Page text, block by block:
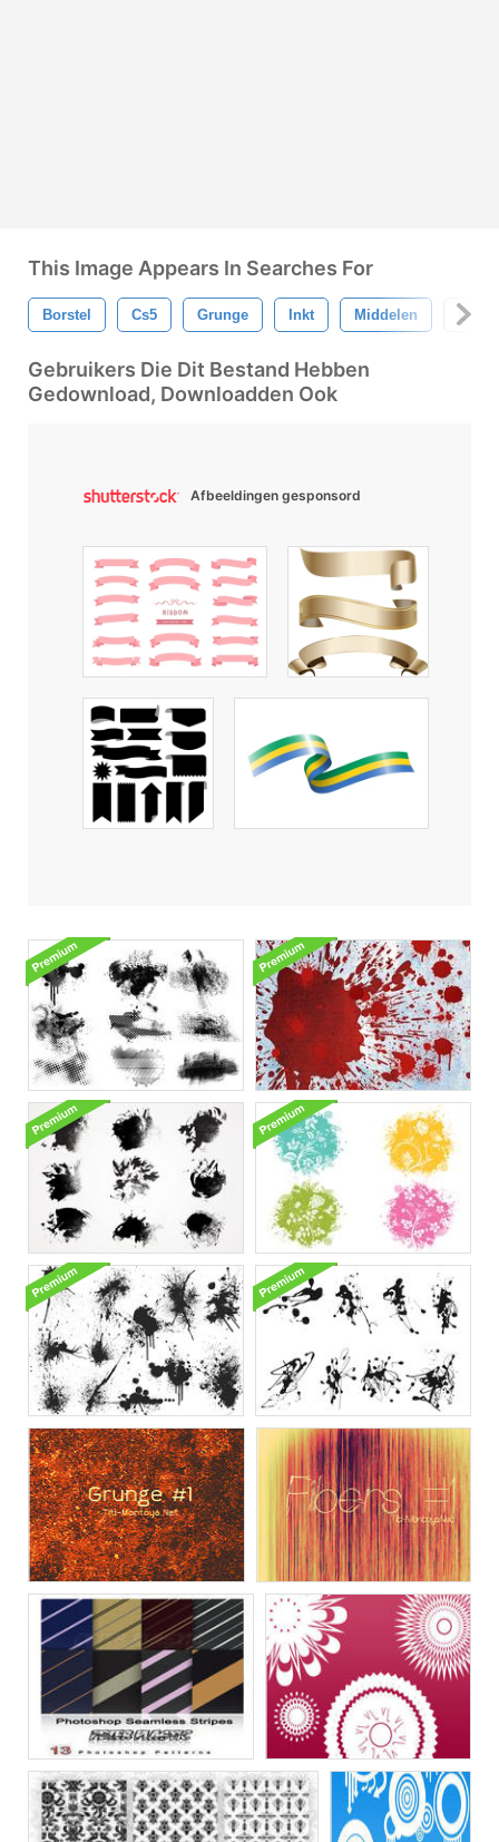
This Image Appears In Searches For
Borstel Cs5 Grunge Inkt Middelen Lint
Gebruikers Die Dit Bestand Hebben
Gedownload, Downloadden Ook
Afbeeldingen gesponsord